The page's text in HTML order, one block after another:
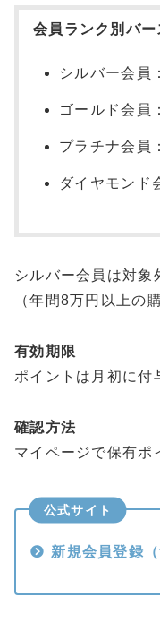
会員ランク別バー
シルバー会員
ゴールド会員
プラチナ会員
ダイヤモンド
シルバー会員は対象
（年間8万円以上の
有効期限
ポイントは月初に付
確認方法
マイページで保有ポ
公式サイト
新規会員登録